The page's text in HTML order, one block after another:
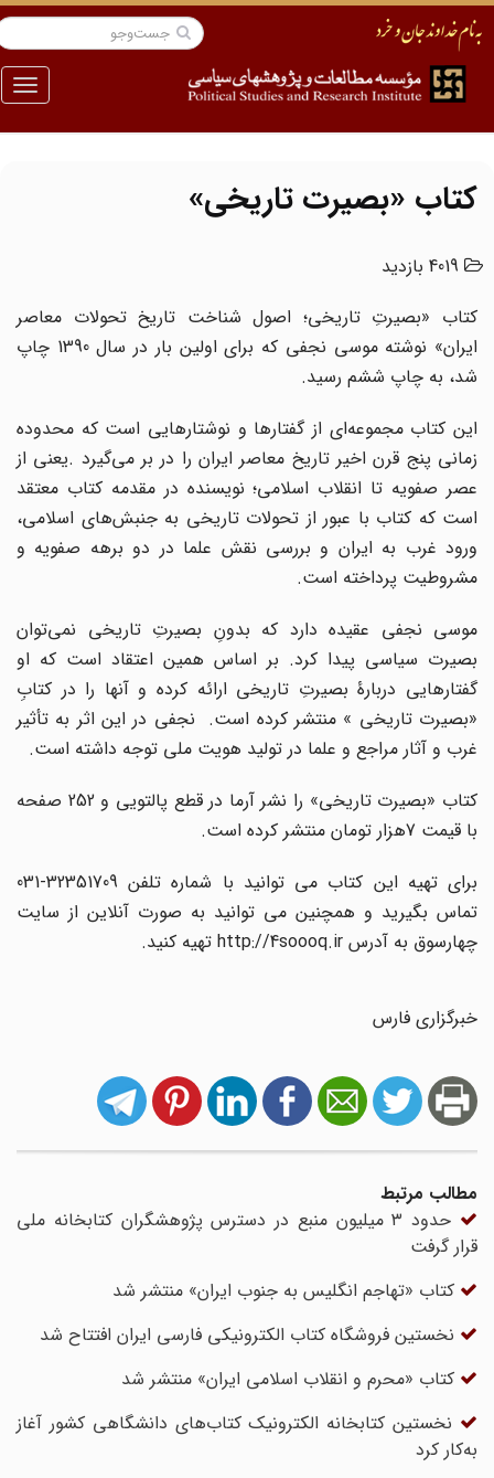
منو
کتاب «بصیرت تاریخی»
4019 بازدید
کتاب «بصیرتِ تاریخی؛ اصول شناخت تاریخ تحولات معاصر
ایران» نوشته موسی نجفی که برای اولین بار در سال 1390 چاپ
شد، به چاپ ششم رسید.
این کتاب مجموعه‌ای از گفتارها و نوشتارهایی است که محدوده
زمانی پنج قرن اخیر تاریخ معاصر ایران را در بر می‌گیرد .یعنی از
عصر صفویه تا انقلاب اسلامی؛ نویسنده در مقدمه کتاب معتقد
است که کتاب با عبور از تحولات تاریخی به جنبش‌های اسلامی،
ورود غرب به ایران و بررسی نقش علما در دو برهه صفویه و
مشروطیت پرداخته است.
موسی نجفی عقیده دارد که بدونِ بصیرتِ تاریخی نمی‌توان
بصیرت سیاسی پیدا کرد. بر اساس همین اعتقاد است که او
گفتارهایی دربارۀ بصیرتِ تاریخی ارائه کرده و آنها را در کتابِ
«بصیرت تاریخی » منتشر کرده است. نجفی در این اثر به تأثیر
غرب و آثار مراجع و علما در تولید هویت ملی توجه داشته است.
کتاب «بصیرت تاریخی» را نشر آرما در قطع پالتویی و 252 صفحه
با قیمت 7هزار تومان منتشر کرده است.
برای تهیه این کتاب می توانید با شماره تلفن 32351709-031
تماس بگیرید و همچنین می توانید به صورت آنلاین از سایت
چهارسوق به آدرسhttp://4soooq.irتهیه کنید.
خبرگزاری فارس
مطالب مرتبط
حدود ۳ میلیون منبع در دسترس پژوهشگران کتابخانه ملی
قرار گرفت
کتاب «تهاجم انگلیس به جنوب ایران» منتشر شد
نخستین فروشگاه کتاب الکترونیکی فارسی ایران افتتاح شد
کتاب «محرم و انقلاب اسلامی ایران» منتشر شد
نخستین کتابخانه الکترونیک کتاب‌های دانشگاهی کشور آغاز
به‌کار کرد